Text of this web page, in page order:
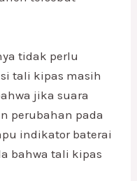
tidak perlu
tali kipas masih
jika suara
perubahan pada
indikator baterai
bahwa tali kipas